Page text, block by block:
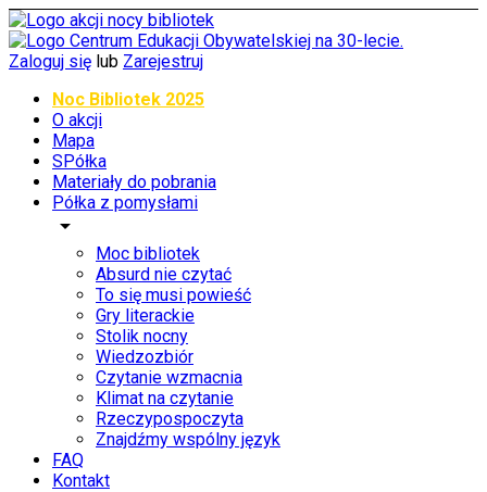
Zaloguj się lub Zarejestruj
Noc Bibliotek 2025
O akcji
Mapa
SPółka
Materiały do pobrania
Półka z pomysłami
arrow_drop_down
Moc bibliotek
Absurd nie czytać
To się musi powieść
Gry literackie
Stolik nocny
Wiedzozbiór
Czytanie wzmacnia
Klimat na czytanie
Rzeczypospoczyta
Znajdźmy wspólny język
FAQ
Kontakt